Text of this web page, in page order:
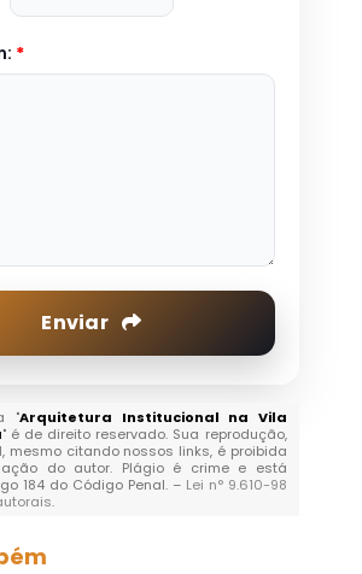
*
Enviar
"Arquitetura Institucional na Vila
" é de direito reservado. Sua reprodução,
mesmo citando nossos links, é proibida
do autor. Plágio é crime e está
184 do Código Penal. – Lei n° 9.610-98
.